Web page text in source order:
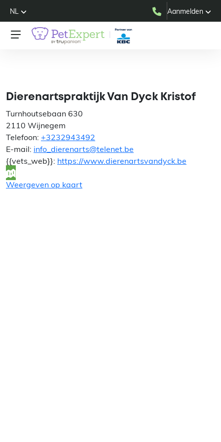
NL Aanmelden
Dierenartspraktijk Van Dyck Kristof
Turnhoutsebaan 630
2110 Wijnegem
Telefoon: +3232943492
E-mail: info_dierenarts@telenet.be
{{vets_web}}: https://www.dierenartsvandyck.be
Weergeven op kaart